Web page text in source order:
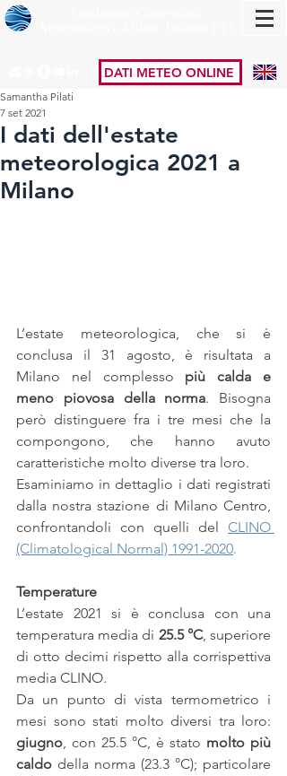
DATI METEO ONLINE
I dati dell'estate
meteorologica 2021 a
Milano
Samantha Pilati
7 set 2021
L’estate meteorologica, che si è
conclusa il 31 agosto, è risultata a
Milano nel complesso più calda e
meno piovosa della norma. Bisogna
però distinguere fra i tre mesi che la
compongono, che hanno avuto
caratteristiche molto diverse tra loro.
Esaminiamo in dettaglio i dati registrati
dalla nostra stazione di Milano Centro,
confrontandoli con quelli del CLINO
(Climatological Normal) 1991-2020.
Temperature
L’estate 2021 si è conclusa con una
temperatura media di 25.5 °C, superiore
di otto decimi rispetto alla corrispettiva
media CLINO.
Da un punto di vista termometrico i
giugno, con 25.5 °C, è stato molto più
caldo della norma (23.3 °C); particolare